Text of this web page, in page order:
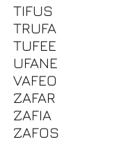
TIFUS
TRUFA
TUFEE
UFANE
VAFEO
ZAFAR
ZAFIA
ZAFOS